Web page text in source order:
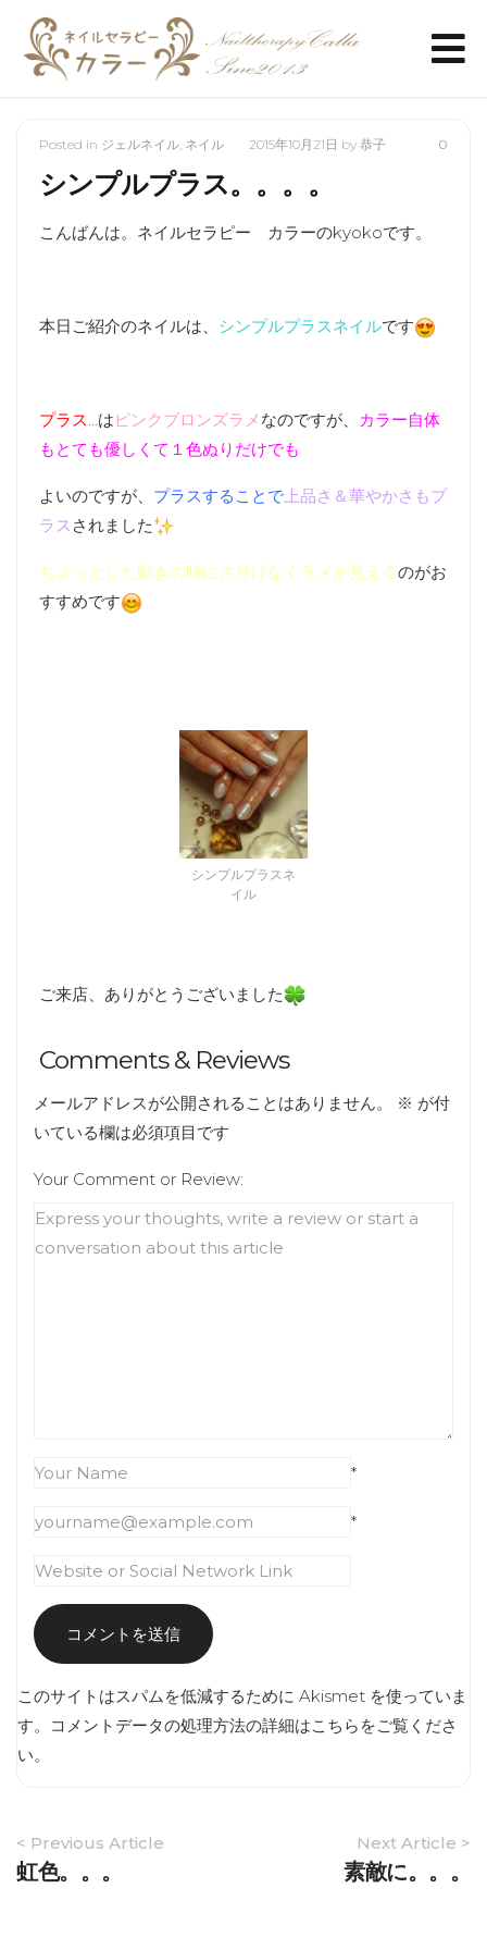
0
Posted in ジェルネイル ネイル 2015年10月21日 by 恭子
シンプルプラス。。。。
こんばんは。ネイルセラピー カラーのkyokoです。
本日ご紹介のネイルは、 シンプルプラスネイルです
プラス …は ピンクブロンズラメ なのですが、
カラー自体
もとても優しくて１色ぬりだけでも
よいのですが、 プラスすることで 上品さ＆華やかさもプ
ラス されました
ちょっとした動きの時にさりげなくラメが見えるのがお
すすめです
シンプルプラスネ
イル
ご来店、ありがとうございました
Comments & Reviews
メールアドレスが公開されることはありません。 ※ が付
いている欄は必須項目です
Your Comment or Review:
*
*
このサイトはスパムを低減するために Akismet を使っていま
す。
コメントデータの処理方法の詳細はこちらをご覧くださ
い。
Article
Navigation
< Previous Article
虹色。。。
Next Article >
素敵に。。。